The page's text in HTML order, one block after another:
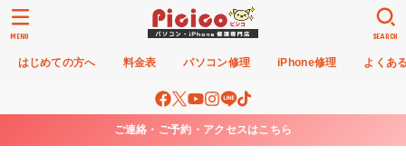
はじめての方へ 料金表 パソコン修理 iPhone修理 よくあ
SEARCH
MENU
ご連絡・ご予約・アクセスはこちら